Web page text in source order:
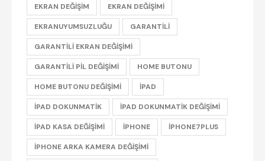
EKRAN DEĞIŞIM EKRAN DEĞIŞIMI
EKRANUYUMSUZLUĞU GARANTILI
GARANTILI EKRAN DEĞIŞIMI
GARANTILI PIL DEĞIŞIMI HOME BUTONU
HOME BUTONU DEĞIŞIMI IPAD
IPAD DOKUNMATIK IPAD DOKUNMATIK DEĞIŞIMI
IPAD KASA DEĞIŞIMI IPHONE IPHONE7PLUS
IPHONE ARKA KAMERA DEĞIŞIMI